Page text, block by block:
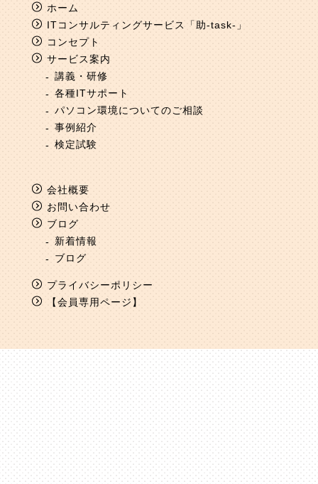
ホーム
ITコンサルティングサービス「助-task-」
コンセプト
サービス案内
講義・研修
各種ITサポート
パソコン環境についてのご相談
事例紹介
検定試験
会社概要
お問い合わせ
ブログ
新着情報
ブログ
プライバシーポリシー
【会員専用ページ】